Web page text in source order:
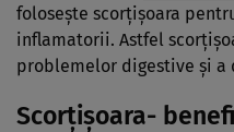
foloseşte scorţişoara
inflamatorii. Astfel
problemelor digestive şi a
Scorţişoara-